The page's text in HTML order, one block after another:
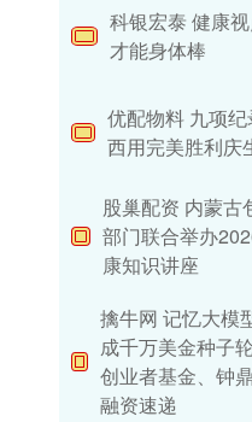
科银宏泰 健康
才能身体棒
优配物料 九项
西用完美胜利庆
股巢配资 内蒙古
部门联合举办
康知识讲座
擒牛网 记忆大模
成千万美金种子
创业者基金、钟
融资速递